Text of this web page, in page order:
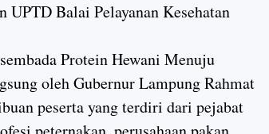
Balai Pelayanan Kesehatan
Protein Hewani Menuju
oleh Gubernur Lampung Rahmat
peserta yang terdiri dari pejabat